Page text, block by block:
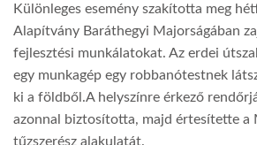
Különleges esemény szakította meg
Alapítvány Baráthegyi Majorságában
fejlesztési munkálatokat. Az erdei
egy munkagép egy robbanótestnek
ki a földből.A helyszínre érkező
azonnal biztosította, majd értesítette a
tűzszerész alakulatát.